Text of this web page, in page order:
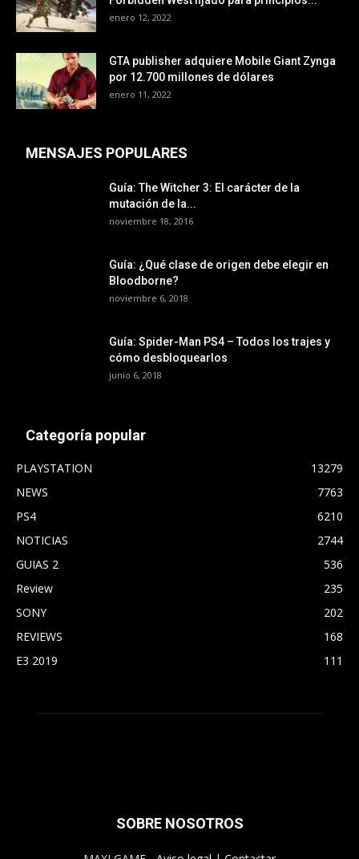
enero 12, 2022
GTA publisher adquiere Mobile Giant Zynga
por 12.700 millones de dólares
enero 11, 2022
MENSAJES POPULARES
Guía: The Witcher 3: El carácter de la
mutación de la...
noviembre 18, 2016
Guía: ¿Qué clase de origen debe elegir en
Bloodborne?
noviembre 6, 2018
Guía: Spider-Man PS4 – Todos los trajes y
cómo desbloquearlos
junio 6, 2018
Categoría popular
PLAYSTATION
13279
NEWS
7763
PS4
6210
NOTICIAS
2744
GUIAS 2
536
Review
235
SONY
202
REVIEWS
168
E3 2019
111
SOBRE NOSOTROS